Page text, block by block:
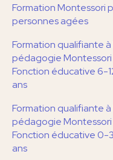
Formation Montessori
personnes agées
Formation qualifiante à
pédagogie
Fonction éducative 6-
ans
Formation qualifiante à
pédagogie
Fonction éducative 0-3
ans